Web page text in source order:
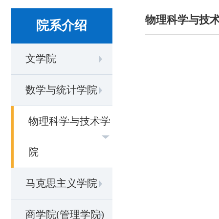
院系介绍
文学院
数学与统计学院
物理科学与技术学
院
马克思主义学院
商学院(管理学院)
物理科学与技